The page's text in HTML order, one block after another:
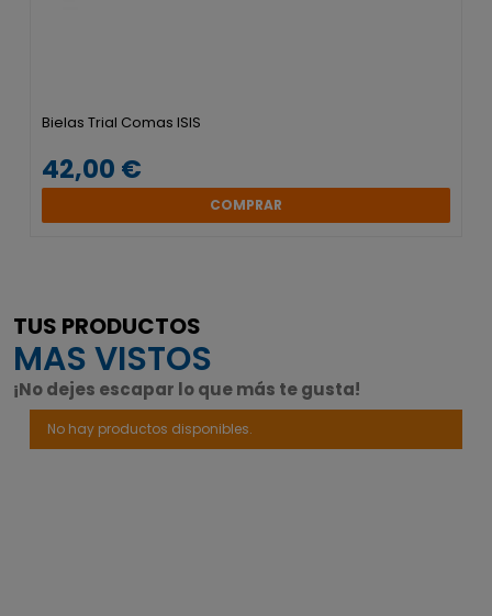
Bielas Trial Comas ISIS
42,00 €
COMPRAR
TUS PRODUCTOS
MAS VISTOS
¡No dejes escapar lo que más te gusta!
No hay productos disponibles.